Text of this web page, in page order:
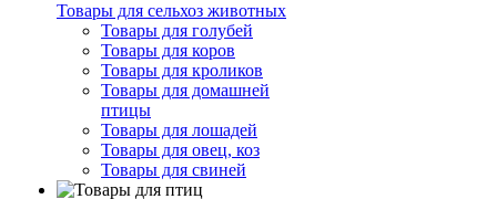
Товары для сельхоз животных
Товары для голубей
Товары для коров
Товары для кроликов
Товары для домашней
птицы
Товары для лошадей
Товары для овец, коз
Товары для свиней